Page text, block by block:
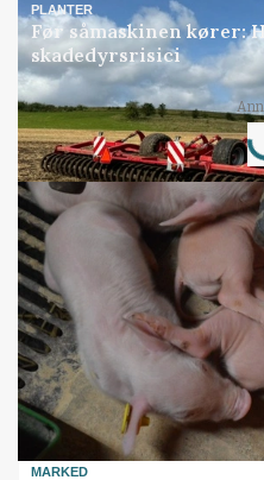
PLANTER
Før såmaskinen kører:
skadedyrsrisici
MARKED